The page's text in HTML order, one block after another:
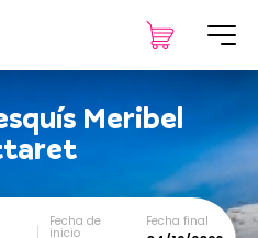
Meribel
Fecha de
inicio
Fecha final